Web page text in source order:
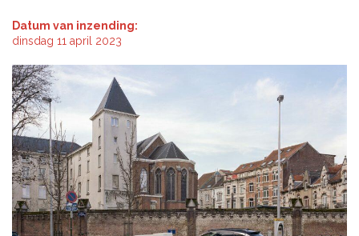
Datum van inzending:
dinsdag 11 april 2023